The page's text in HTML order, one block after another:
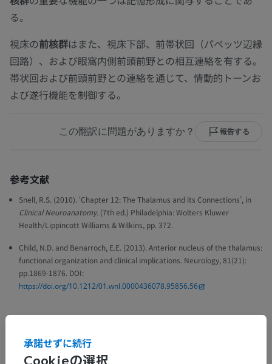
る。
視床の前核群はまた、視床下部、前帯状回（パペッツ辺縁
回路）、および眼窩内側前頭前野との相互連絡を有する。
帯状回および前頭前野との連絡を通じて、情動的トーンお
よび遂行機能を制御する。
この翻訳に問題がありますか？ 報告する
参考文献
Snell, R.S. (2010). ‘Chapter 12: The Thalamus and its Connections’, in
Clinical Neuroanatomy. (7th ed.) Philadelphia: Wolters Kluwer
Health/Lippincott Williams & Wilkins, pp. 372.
Child, N.D. and Benarroch, E.E. (2013). Anterior nucleus of the thalamus:
functional organization and clinical implications. Neurology, 81(21):
pp.1869-1876. DOI:
https://doi.org/10.1212/01.wnl.0000436078.95856.56
ギャラリー
Cookieの選択
承諾せずに続行